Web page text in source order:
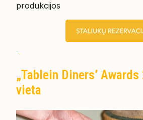
produkcijos
„Tablein Diners’
vieta